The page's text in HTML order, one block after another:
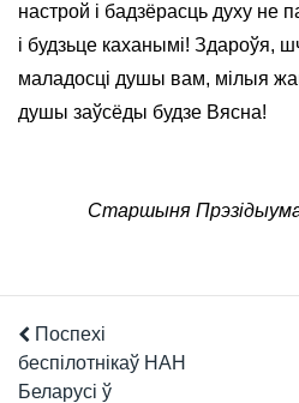
настрой і бадзёрасць духу не
і будзьце каханымі! Здароўя,
маладосці душы вам, мілыя
душы заўсёды будзе Вясна!
Старшыня Прэзідыума
Поспехі
беспілотнікаў НАН
Беларусі ў